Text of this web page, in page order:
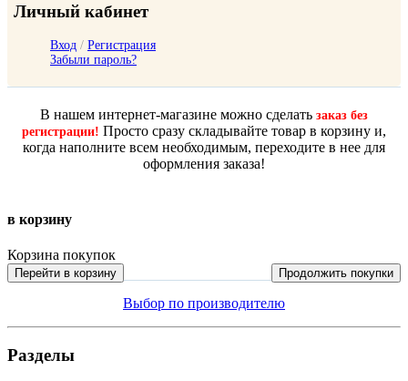
Личный кабинет
Вход / Регистрация
Забыли пароль?
В нашем интернет-магазине можно сделать заказ без
регистрации! Просто сразу складывайте товар в корзину и,
когда наполните всем необходимым, переходите в нее для
оформления заказа!
в корзину
Корзина покупок
Перейти в корзину Продолжить покупки
Выбор по производителю
Разделы